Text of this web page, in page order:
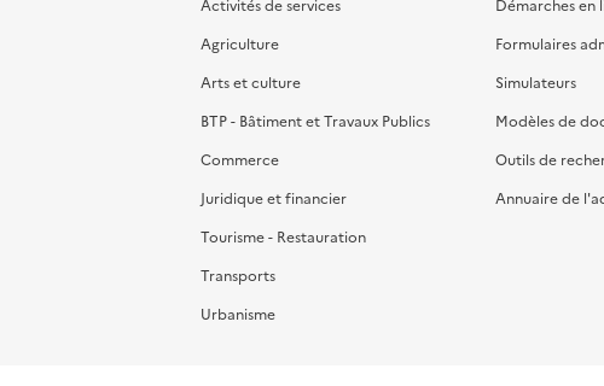
Activités de services
Agriculture
Arts et culture
BTP - Bâtiment et Travaux Publics
Commerce
Juridique et financier
Tourisme - Restauration
Transports
Urbanisme
Démarches en
Formulaires
Simulateurs
Modèles de
Outils de
Annuaire de